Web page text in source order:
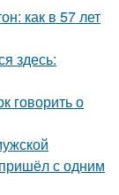
как в 57 лет
здесь:
говорить о
с одним